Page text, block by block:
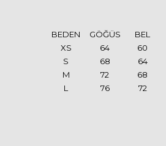
BEDEN GÖĞÜS BEL
XS
64 60
S
68 64
M
72 68
L
76 72